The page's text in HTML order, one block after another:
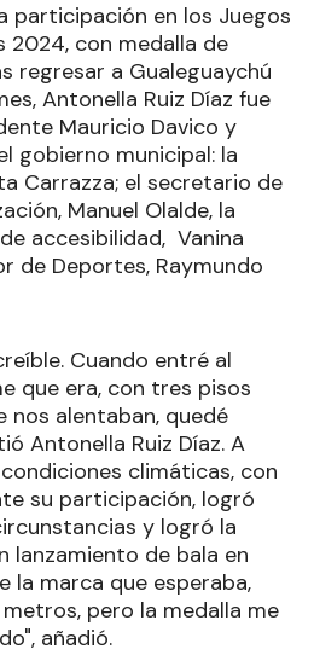
participación en los Juegos
2024, con medalla de
regresar a Gualeguaychú
Antonella Ruiz Díaz fue
Mauricio Davico y
gobierno municipal: la
Carrazza; el secretario de
Manuel Olalde, la
accesibilidad, Vanina
de Deportes, Raymundo
Cuando entré al
que era, con tres pisos
nos alentaban, quedé
Antonella Ruiz Díaz. A
climáticas, con
su participación, logró
y logró la
lanzamiento de bala en
la marca que esperaba,
pero la medalla me
añadió.